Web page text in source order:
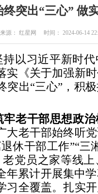
终突出“三心” 做
源： 红星网 时间： 2024-06-14
以习近平新时
实《关于加强新
突出“三心”，积
牢老干部思想政
大老干部始终听
休干部工作”“三
党员之家等线
年累计开展集中
习全覆盖。扎实